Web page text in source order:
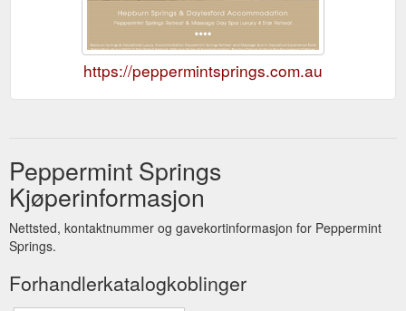
https://peppermintsprings.com.au
Peppermint Springs
Kjøperinformasjon
Nettsted, kontaktnummer og gavekortinformasjon for Peppermint
Springs.
Forhandlerkatalogkoblinger